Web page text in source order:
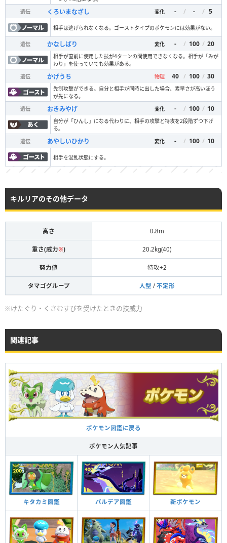
遺伝
くろいまなざし 変化 - / - / 5
相手は逃げられなくなる。ゴーストタイプのポケモンには効果がない。
遺伝 かなしばり 変化 - / 100 / 20
相手が直前に使用した技が4ターンの間使用できなくなる。相手が「みが
わり」を使っていても効果がある。
遺伝
かげうち 物理 40 / 100 / 30
先制攻撃ができる。自分と相手が同時に出した場合、素早さが高いほう
が先になる。
遺伝
おきみやげ 変化 - / 100 / 10
自分が「ひんし」になる代わりに、相手の攻撃と特攻を2段階ずつ下げ
る。
遺伝
あやしいひかり 変化 - / 100 / 10
相手を混乱状態にする。
キルリアのその他データ
高さ 0.8m
重さ(威力※) 20.2kg(40)
努力値 特攻+2
タマゴグループ 人型 / 不定形
※けたぐり・くさむすびを受けたときの技威力
関連記事
ポケモン図鑑に戻る
ポケモン人気記事
キタカミ図鑑 パルデア図鑑 新ポケモン